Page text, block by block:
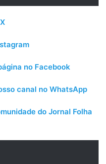
no Facebook
canal no WhatsApp
do Jornal Folha